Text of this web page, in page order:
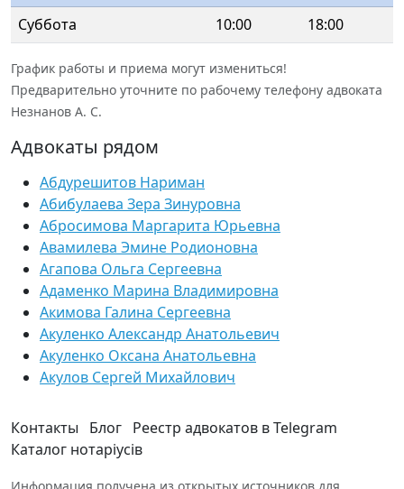
Суббота
10:00 18:00
График работы и приема могут измениться!
Предварительно уточните по рабочему телефону адвоката
Незнанов А. С.
Адвокаты рядом
Абдурешитов Нариман
Абибулаева Зера Зинуровна
Абросимова Маргарита Юрьевна
Авамилева Эмине Родионовна
Агапова Ольга Сергеевна
Адаменко Марина Владимировна
Акимова Галина Сергеевна
Акуленко Александр Анатольевич
Акуленко Оксана Анатольевна
Акулов Сергей Михайлович
Контакты Блог Реестр адвокатов в Telegram
Каталог нотаріусів